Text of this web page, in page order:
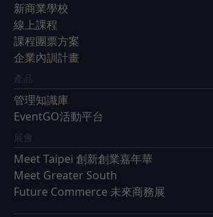
新商業學校
線上課程
課程團票方案
企業內訓計畫
產品
管理知識庫
EventGO活動平台
展會
Meet Taipei 創新創業嘉年華
Meet Greater South
Future Commerce 未來商務展